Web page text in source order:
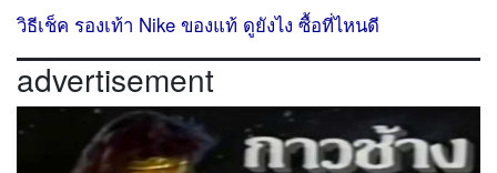
วิธีเช็ค รองเท้า Nike ของแท้ ดูยังไง ซื้อที่ไหนดี
advertisement